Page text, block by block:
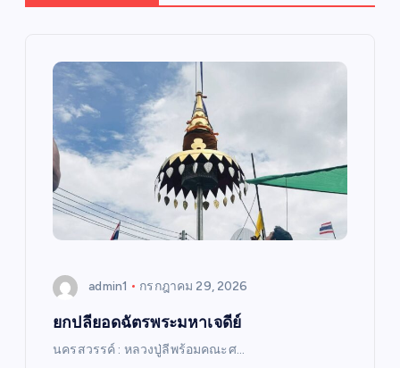
admin1 กรกฎาคม 29, 2026
ยกปลียอดฉัตรพระมหาเจดีย์
นครสวรรค์ : หลวงปู่ลีพร้อมคณะศ…